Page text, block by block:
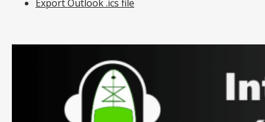
Export Outlook .ics file